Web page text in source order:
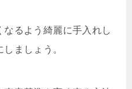
るよう綺麗に手入れし
ましょう。